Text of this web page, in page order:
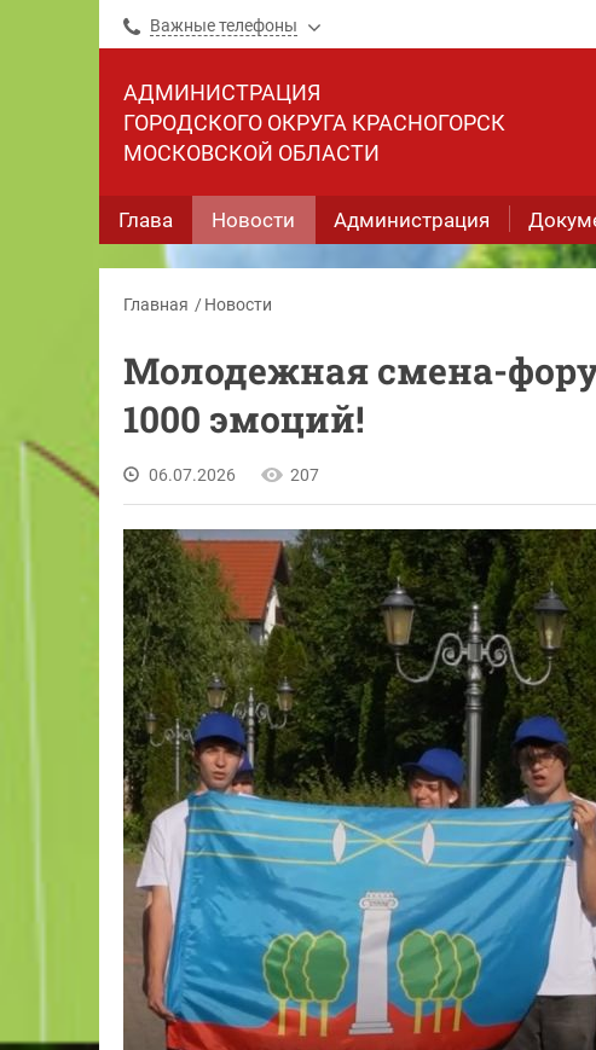
Важные телефоны
АДМИНИСТРАЦИЯ
ГОРОДСКОГО ОКРУГА КРАСНОГОРСК
МОСКОВСКОЙ ОБЛАСТИ
Глава Новости Администрация
Главная Новости
Молодежная смена-
1000 эмоций!
06.07.2026 207